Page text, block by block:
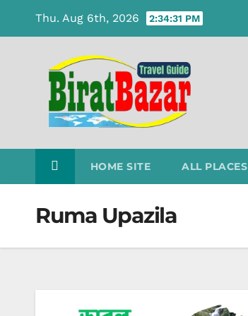
Thu. Aug 6th, 2026 2:34:32 PM
HOME SITE ALL PLACES
Ruma Upazila